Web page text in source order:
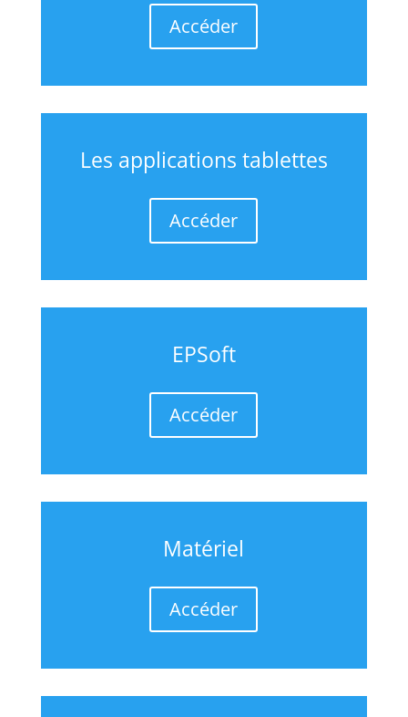
Accéder
Les applications tablettes
Accéder
EPSoft
Accéder
Matériel
Accéder